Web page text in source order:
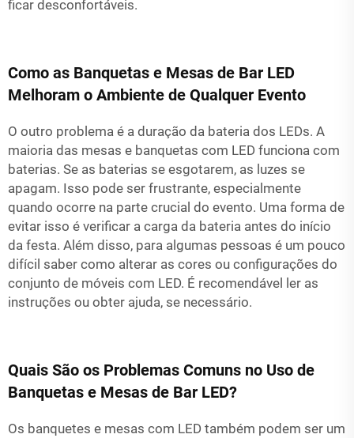
ficar desconfortáveis.
Como as Banquetas e Mesas de Bar LED
Melhoram o Ambiente de Qualquer Evento
O outro problema é a duração da bateria dos LEDs. A
maioria das mesas e banquetas com LED funciona com
baterias. Se as baterias se esgotarem, as luzes se
apagam. Isso pode ser frustrante, especialmente
quando ocorre na parte crucial do evento. Uma forma de
evitar isso é verificar a carga da bateria antes do início
da festa. Além disso, para algumas pessoas é um pouco
difícil saber como alterar as cores ou configurações do
conjunto de móveis com LED. É recomendável ler as
instruções ou obter ajuda, se necessário.
Quais São os Problemas Comuns no Uso de
Banquetas e Mesas de Bar LED?
Os banquetes e mesas com LED também podem ser um